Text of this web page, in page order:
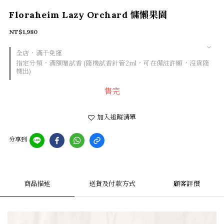
Floraheim Lazy Orchard 慵懶果園
全店，滿千免運
指定分類，滿額贈試香 (隨機試香針管2ml，可在備註許願，沒貨隨
機出)
NT$1,980
售完
加入追蹤清單
分享到
商品描述 送貨及付款方式 顧客評價